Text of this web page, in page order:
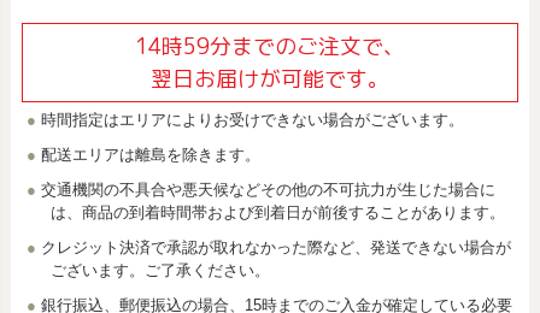
14時59分までのご注文で、
翌日お届けが可能です。
時間指定はエリアによりお受けできない場合がございます。
配送エリアは離島を除きます。
交通機関の不具合や悪天候などその他の不可抗力が生じた場合に
は、商品の到着時間帯および到着日が前後することがあります。
クレジット決済で承認が取れなかった際など、発送できない場合が
ございます。ご了承ください。
銀行振込、郵便振込の場合、15時までのご入金が確定している必要